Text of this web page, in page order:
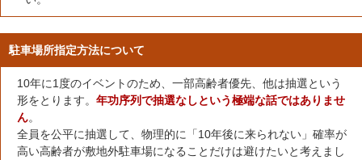
駐車場所指定方法について
10年に1度のイベントのため、一部高齢者優先、他は抽選という
形をとります。 年功序列で抽選なしという極端な話ではありませ
ん。
全員を公平に抽選して、物理的に「10年後に来られない」確率が
高い高齢者が敷地外駐車場になることだけは避けたいと考えまし